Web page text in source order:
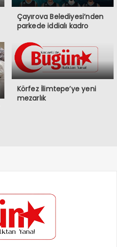
Çayırova Belediyesi’nden
parkede iddialı kadro
Körfez İlimtepe’ye yeni
mezarlık